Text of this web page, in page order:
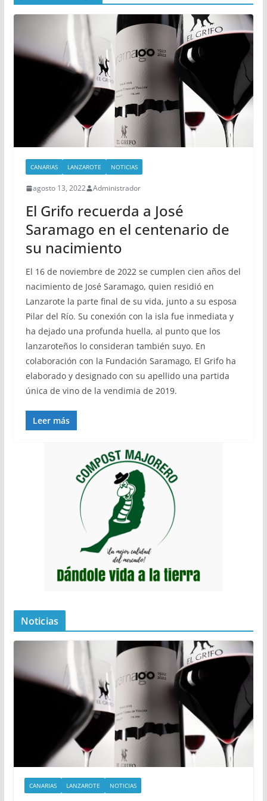
CANARIAS LANZAROTE NOTICIAS
agosto 13, 2022 Administrador
El Grifo recuerda a José
Saramago en el centenario de
su nacimiento
El 16 de noviembre de 2022 se cumplen cien años del
nacimiento de José Saramago, quien residió en
Lanzarote la parte final de su vida, junto a su esposa
Pilar del Río. Su conexión con la isla fue inmediata y
ha dejado una profunda huella, al punto que los
lanzaroteños lo consideran también suyo. En
colaboración con la Fundación Saramago, El Grifo ha
elaborado y designado con su apellido una partida
única de vino de la vendimia de 2019.
Leer más
Noticias
CANARIAS LANZAROTE NOTICIAS